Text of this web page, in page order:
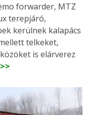
forwarder, MTZ
terepjáró,
kerülnek kalapács
telkeket,
is elárverez